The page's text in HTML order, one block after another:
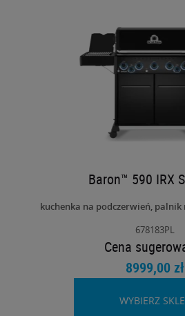
Baron™ 590 IRX
kuchenka na podczerwień, palnik
678183PL
Cena
8999,00 zł
WYBIERZ